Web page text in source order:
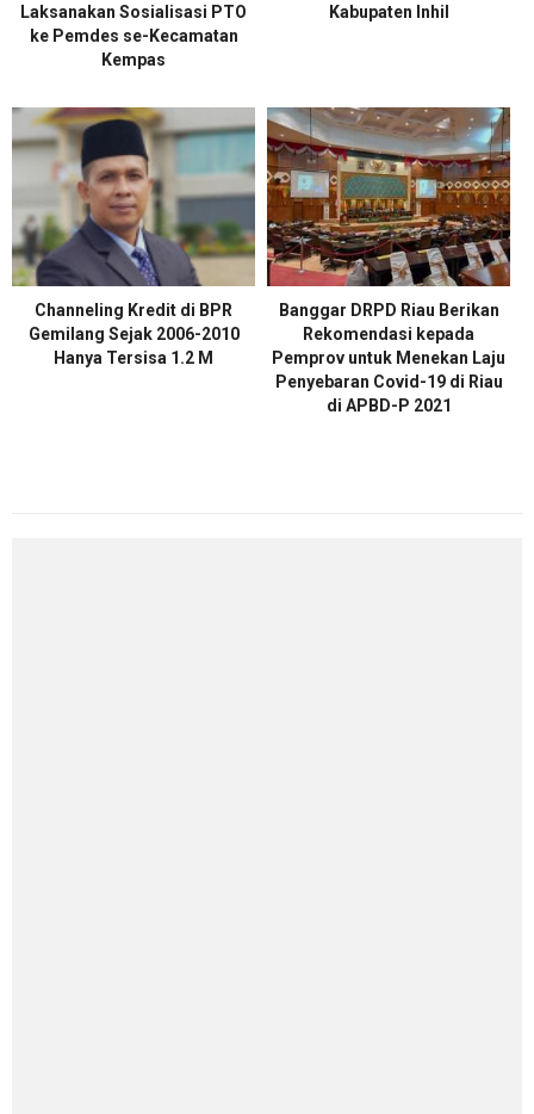
Laksanakan Sosialisasi PTO
ke Pemdes se-Kecamatan
Kempas
Kabupaten Inhil
Channeling Kredit di BPR
Gemilang Sejak 2006-2010
Hanya Tersisa 1.2 M
Banggar DRPD Riau Berikan
Rekomendasi kepada
Pemprov untuk Menekan Laju
Penyebaran Covid-19 di Riau
di APBD-P 2021